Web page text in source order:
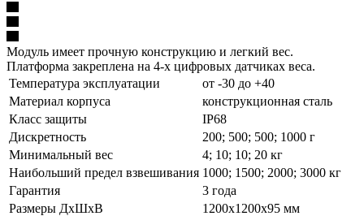
Модуль имеет прочную конструкцию и легкий вес.
Платформа закреплена на 4-х цифровых датчиках веса.
Температура эксплуатации
от -30 до +40
Материал корпуса
конструкционная сталь
Класс защиты
IP68
Дискретность
200; 500; 500; 1000 г
Минимальный вес
4; 10; 10; 20 кг
Наибольший предел взвешивания 1000; 1500; 2000; 3000 кг
Гарантия
3 года
Размеры ДхШхВ
1200х1200x95 мм